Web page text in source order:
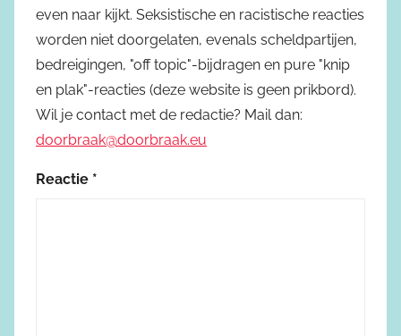
even naar kijkt. Seksistische en racistische reacties
worden niet doorgelaten, evenals scheldpartijen,
bedreigingen, "off topic"-bijdragen en pure "knip
en plak"-reacties (deze website is geen prikbord).
Wil je contact met de redactie? Mail dan:
doorbraak@doorbraak.eu
Reactie *